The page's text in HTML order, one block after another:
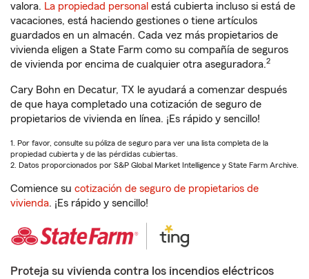
valora. La propiedad personal está cubierta incluso si está de
vacaciones, está haciendo gestiones o tiene artículos
guardados en un almacén. Cada vez más propietarios de
vivienda eligen a State Farm como su compañía de seguros
de vivienda por encima de cualquier otra aseguradora.2
Cary Bohn en Decatur, TX le ayudará a comenzar después
de que haya completado una cotización de seguro de
propietarios de vivienda en línea. ¡Es rápido y sencillo!
1. Por favor, consulte su póliza de seguro para ver una lista completa de la
propiedad cubierta y de las pérdidas cubiertas.
2. Datos proporcionados por S&P Global Market Intelligence y State Farm Archive.
Comience su cotización de seguro de propietarios de
vivienda. ¡Es rápido y sencillo!
Proteja su vivienda contra los incendios eléctricos